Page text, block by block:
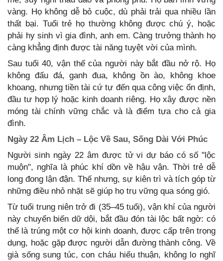
vàng. Họ không dễ bỏ cuộc, dù phải trải qua nhiều lần
thất bại. Tuổi trẻ họ thường không được chú ý, hoặc
phải hy sinh vì gia đình, anh em. Càng trưởng thành họ
càng khẳng định được tài năng tuyệt vời của mình.
Sau tuổi 40, vận thế của người này bắt đầu nở rộ. Họ
không đấu đá, ganh đua, không ồn ào, không khoe
khoang, nhưng tiền tài cứ tự đến qua công việc ổn định,
đầu tư hợp lý hoặc kinh doanh riêng. Họ xây được nền
móng tài chính vững chắc và là điểm tựa cho cả gia
đình.
Ngày 22 Âm Lịch – Lộc Về Sau, Sống Dài Với Phúc
Người sinh ngày 22 âm được tử vi dự báo có số "lộc
muộn", nghĩa là phúc khí dồn về hậu vận. Thời trẻ dễ
long đong lận đận. Thế nhưng, sự kiên trì và tích góp từ
những điều nhỏ nhặt sẽ giúp họ trụ vững qua sóng gió.
Từ tuổi trung niên trở đi (35–45 tuổi), vận khí của người
này chuyển biến dữ dội, bắt đầu đón tài lộc bất ngờ: có
thể là trúng một cơ hội kinh doanh, được cấp trên trọng
dụng, hoặc gặp được người dẫn đường thành công. Về
già sống sung túc, con cháu hiếu thuận, không lo nghĩ